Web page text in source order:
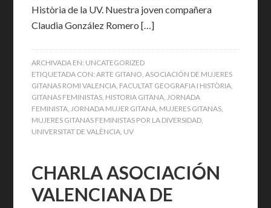
Història de la UV. Nuestra joven compañera
Claudia González Romero […]
ARCHIVADA EN: UNCATEGORIZED
ETIQUETADA CON:ARTE GITANO,ASOCIACIÓN DE MUJERES
GITANAS ROMI VALENCIA, FACULTAT GEOGRAFIA I HISTÒRIA,
GITANAS FEMINISTAS, HISTORIA GITANA,JORNADA
FEMINISTA,JORNADA MUJER GITANA, MUJERES GITANAS,
MUJERES GITANAS FEMINISTAS POR LA DIVERSIDAD,
UNIVERSITAT DE VALÈNCIA, UV
CHARLA ASOCIACIÓN
VALENCIANA DE